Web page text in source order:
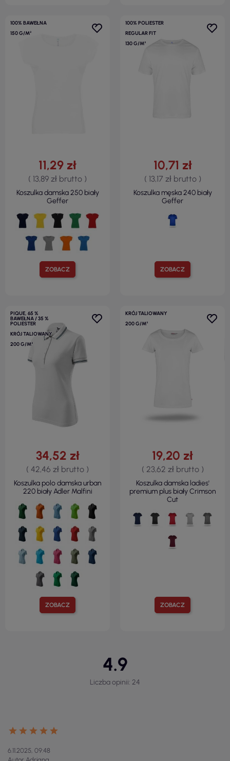
100% BAWEŁNA
150 G/M²
ZOBACZ
11,29 zł
( 13,89 zł brutto )
Koszulka damska 250 biały
Geffer
100% POLIESTER
REGULAR FIT
130 G/M²
ZOBACZ
10,71 zł
( 13,17 zł brutto )
Koszulka męska 240 biały
Geffer
PIQUE, 65 %
BAWEŁNA / 35 %
POLIESTER
KRÓJ TALIOWANY
200 G/M²
ZOBACZ
34,52 zł
( 42,46 zł brutto )
Koszulka polo damska urban
220 biały Adler Malfini
KRÓJ TALIOWANY
200 G/M²
ZOBACZ
19,20 zł
( 23,62 zł brutto )
Koszulka damska ladies'
premium plus biały Crimson
Cut
4.9
Liczba opinii: 24
6.11.2025, 09:48